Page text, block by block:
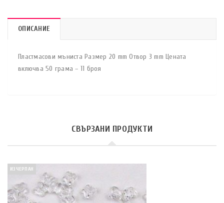
ОПИСАНИЕ
Пластмасови мъниста Размер 20 mm Отвор 3 mm Цената
включва 50 грама – 11 броя
СВЪРЗАНИ ПРОДУКТИ
ИЗЧЕРПАН